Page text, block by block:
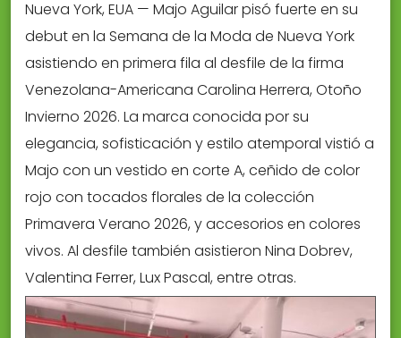
Nueva York, EUA — Majo Aguilar pisó fuerte en su
debut en la Semana de la Moda de Nueva York
asistiendo en primera fila al desfile de la firma
Venezolana-Americana Carolina Herrera, Otoño
Invierno 2026. La marca conocida por su
elegancia, sofisticación y estilo atemporal vistió a
Majo con un vestido en corte A, ceñido de color
rojo con tocados florales de la colección
Primavera Verano 2026, y accesorios en colores
vivos. Al desfile también asistieron Nina Dobrev,
Valentina Ferrer, Lux Pascal, entre otras.